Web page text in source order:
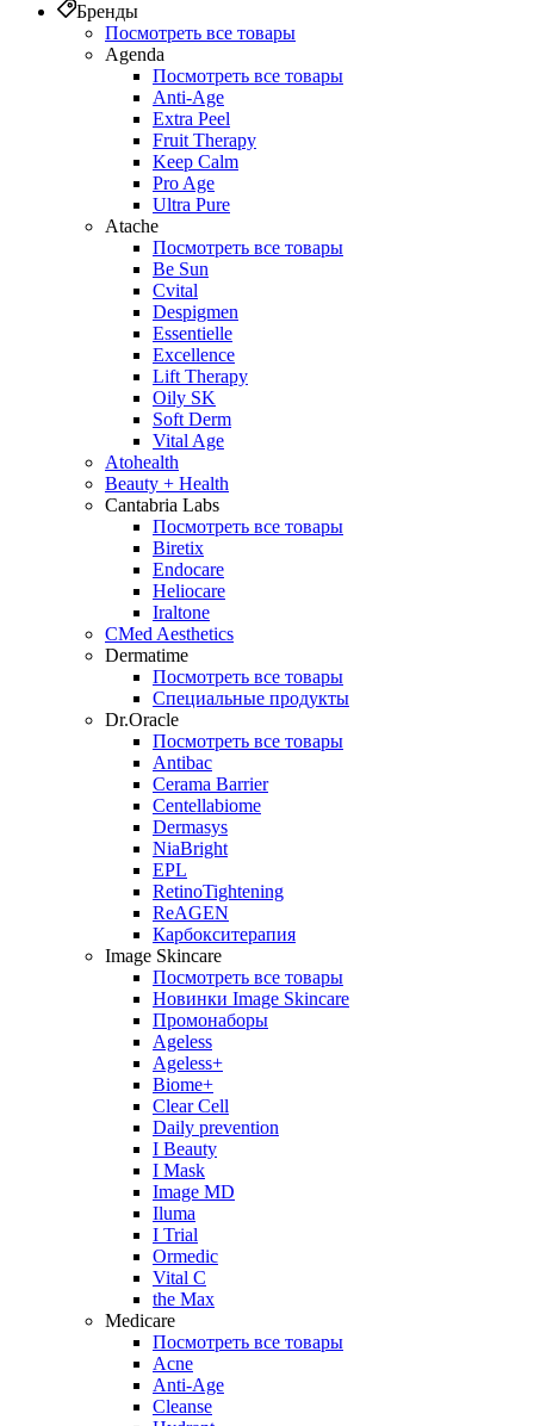
Бренды
Посмотреть все товары
Agenda
Посмотреть все товары
Anti‑Age
Extra Peel
Fruit Therapy
Keep Calm
Pro Age
Ultra Pure
Atache
Посмотреть все товары
Be Sun
Cvital
Despigmen
Essentielle
Excellence
Lift Therapy
Oily SK
Soft Derm
Vital Age
Atohealth
Beauty + Health
Cantabria Labs
Посмотреть все товары
Biretix
Endocare
Heliocare
Iraltone
CMed Aesthetics
Dermatime
Посмотреть все товары
Специальные продукты
Dr.Oracle
Посмотреть все товары
Antibac
Cerama Barrier
Centellabiome
Dermasys
NiaBright
EPL
RetinoTightening
ReAGEN
Карбокситерапия
Image Skincare
Посмотреть все товары
Новинки Image Skincare
Промонаборы
Ageless
Ageless+
Biome+
Clear Cell
Daily prevention
I Beauty
I Mask
Image MD
Iluma
I Trial
Ormedic
Vital C
the Max
Medicare
Посмотреть все товары
Acne
Anti‑Age
Cleanse